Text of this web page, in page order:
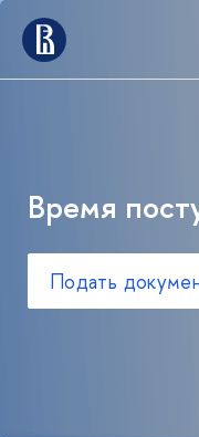
Время
Подать